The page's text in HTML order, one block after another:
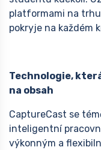
platformami na
pokryje na každém
Technologie,
na obsah
CaptureCast se
inteligentní
výkonným a